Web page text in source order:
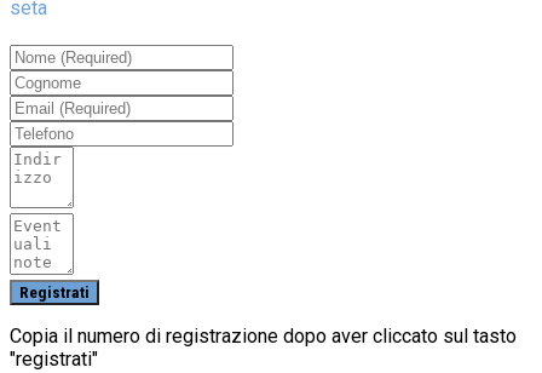
seta
Copia il numero di registrazione dopo aver cliccato sul tasto
"registrati"